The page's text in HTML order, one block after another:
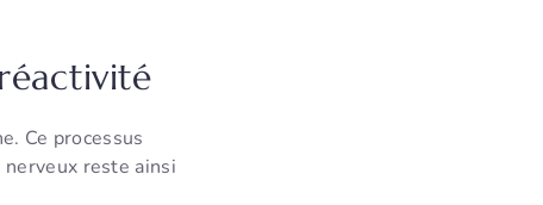
Ce processus
reste ainsi